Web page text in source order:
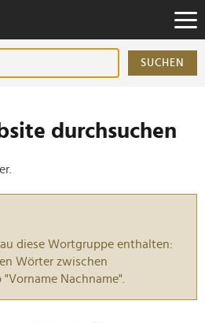
SUCHEN
durchsuchen
diese Wortgruppe enthalten:
Wörter zwischen
Nachname".